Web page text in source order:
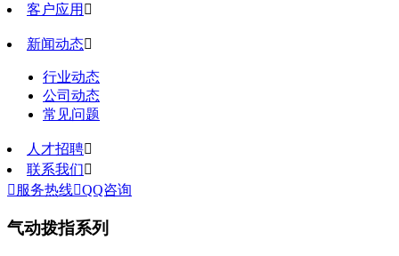
客户应用 
新闻动态
行业动态
公司动态
常见问题
人才招聘
联系我们
 服务热线QQ咨询
气动拨指系列